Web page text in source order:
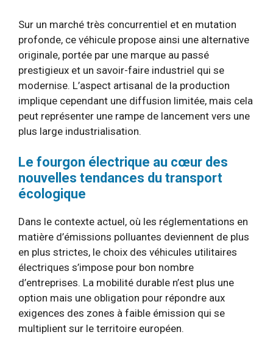
Sur un marché très concurrentiel et en mutation
profonde, ce véhicule propose ainsi une alternative
originale, portée par une marque au passé
prestigieux et un savoir-faire industriel qui se
modernise. L’aspect artisanal de la production
implique cependant une diffusion limitée, mais cela
peut représenter une rampe de lancement vers une
plus large industrialisation.
Le fourgon électrique au cœur des
nouvelles tendances du transport
écologique
Dans le contexte actuel, où les réglementations en
matière d’émissions polluantes deviennent de plus
en plus strictes, le choix des véhicules utilitaires
électriques s’impose pour bon nombre
d’entreprises. La mobilité durable n’est plus une
option mais une obligation pour répondre aux
exigences des zones à faible émission qui se
multiplient sur le territoire européen.